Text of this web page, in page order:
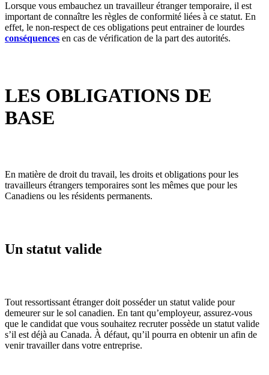
Lorsque vous embauchez un travailleur étranger temporaire, il est
important de connaître les règles de conformité liées à ce statut. En
effet, le non-respect de ces obligations peut entrainer de lourdes
conséquences en cas de vérification de la part des autorités.
LES OBLIGATIONS DE
BASE
En matière de droit du travail, les droits et obligations pour les
travailleurs étrangers temporaires sont les mêmes que pour les
Canadiens ou les résidents permanents.
Un statut valide
Tout ressortissant étranger doit posséder un statut valide pour
demeurer sur le sol canadien. En tant qu’employeur, assurez-vous
que le candidat que vous souhaitez recruter possède un statut valide
s’il est déjà au Canada. À défaut, qu’il pourra en obtenir un afin de
venir travailler dans votre entreprise.